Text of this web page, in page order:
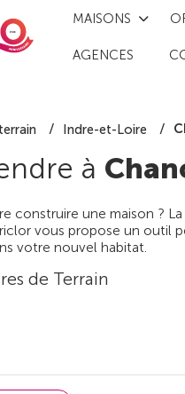
MAISONS
AGENCES
Indre-et-Loire
à
construire une maison ?
vous propose un outil
votre nouvel habitat.
de Terrain